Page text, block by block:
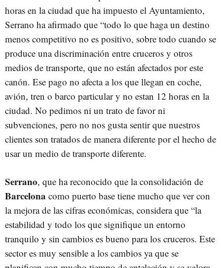
horas en la ciudad que ha impuesto el Ayuntamiento,
Serrano ha afirmado que “todo lo que haga un destino
menos competitivo no es positivo, sobre todo cuando se
produce una discriminación entre cruceros y otros
medios de transporte, que no están afectados por este
canón. Ese pago no afecta a los que llegan en coche,
avión, tren o barco particular y no estan 12 horas en la
ciudad. No pedimos ni un trato de favor ni
subvenciones, pero no nos gusta sentir que nuestros
clientes son tratados de manera diferente por el hecho de
usar un medio de transporte diferente.
Serrano, que ha reconocido que la consolidación de
Barcelona como puerto base tiene mucho que ver con
la mejora de las cifras económicas, considera que “la
estabilidad y todo los que signifique un entorno
tranquilo y sin cambios es bueno para los cruceros. Este
sector es muy sensible a los cambios ya que se